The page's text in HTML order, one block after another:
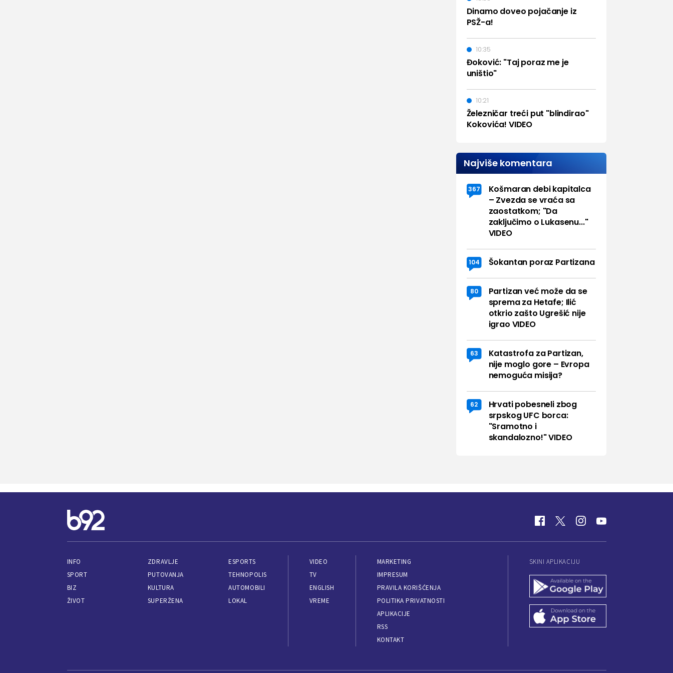
Dinamo doveo pojačanje iz
PSŽ-a!
Đoković: "Taj poraz me je
uništio"
10:35
Železničar treći put "blindirao"
Kokovića! VIDEO
10:21
Najviše komentara
367
Košmaran debi kapitalca
– Zvezda se vraća sa
zaostatkom; "Da
zaključimo o Lukasenu..."
VIDEO
104 Šokantan poraz Partizana
80
Partizan već može da se
sprema za Hetafe; Ilić
otkrio zašto Ugrešić nije
igrao VIDEO
63
Katastrofa za Partizan,
nije moglo gore – Evropa
nemoguća misija?
62
Hrvati pobesneli zbog
srpskog UFC borca:
"Sramotno i
skandalozno!" VIDEO
INFO
SPORT
BIZ
ŽIVOT
ZDRAVLJE
PUTOVANJA
KULTURA
SUPERŽENA
ESPORTS
TEHNOPOLIS
AUTOMOBILI
LOKAL
VIDEO
TV
ENGLISH
VREME
MARKETING
IMPRESUM
PRAVILA KORIŠĆENJA
POLITIKA PRIVATNOSTI
APLIKACIJE
RSS
KONTAKT
SKINI APLIKACIJU